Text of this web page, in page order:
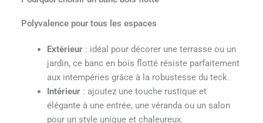
Polyvalence pour tous les espaces
Extérieur: idéal pour décorer une terrasse ou un
jardin, ce banc en bois flotté résiste parfaitement
aux intempéries grâce à la robustesse du teck.
Intérieur: ajoutez une touche rustique et
élégante à une entrée, une véranda ou un salon
pour un style unique et chaleureux.